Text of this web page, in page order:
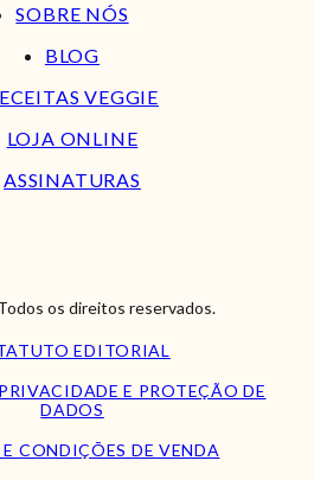
SOBRE NÓS
BLOG
VEGGIE
LOJA ONLINE
ASSINATURAS
os direitos reservados.
EDITORIAL
E PROTEÇÃO DE
DADOS
E CONDIÇÕES DE VENDA